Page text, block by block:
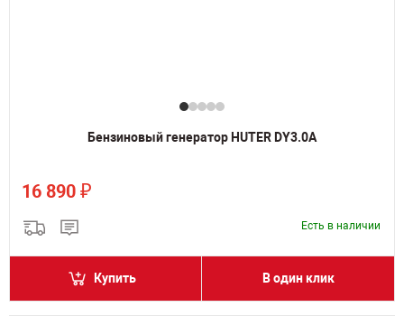
Бензиновый генератор HUTER DY3.0A
16 890 ₽
Есть в наличии
Купить В один клик